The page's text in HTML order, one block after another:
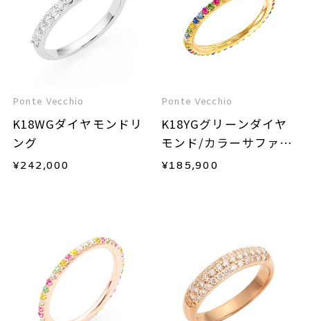
Ponte Vecchio
K18WGダイヤモンドリ
ング
¥242,000
Ponte Vecchio
K18YGグリーンダイヤ
モンド/カラーサファイ
ア/ダイヤモンドリング
¥185,900